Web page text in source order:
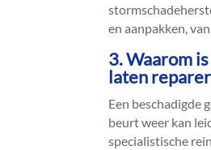
en aanpakken,
3.​ Waarom
laten
Een beschadigde
beurt weer kan
specialistische